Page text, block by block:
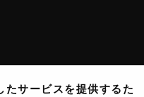
たサービスを提供するた